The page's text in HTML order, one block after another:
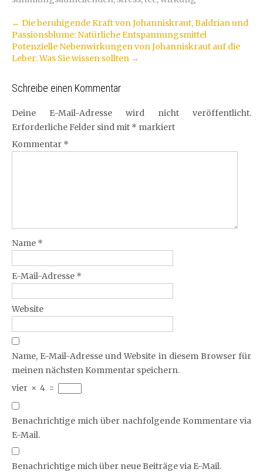
Artikel-
Navigation
← Die beruhigende Kraft von Johanniskraut, Baldrian und
Passionsblume: Natürliche Entspannungsmittel
Potenzielle Nebenwirkungen von Johanniskraut auf die
Leber: Was Sie wissen sollten →
Schreibe einen Kommentar
Deine E-Mail-Adresse wird nicht veröffentlicht.
Erforderliche Felder sind mit * markiert
Kommentar *
Name *
E-Mail-Adresse *
Website
Name, E-Mail-Adresse und Website in diesem Browser für
meinen nächsten Kommentar speichern.
vier × 4 =
Benachrichtige mich über nachfolgende Kommentare via
E-Mail.
Benachrichtige mich über neue Beiträge via E-Mail.